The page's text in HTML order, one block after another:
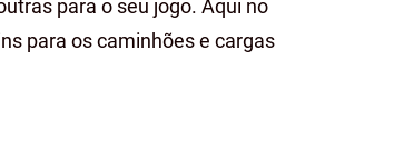
para o seu jogo. Aqui no
para os caminhões e cargas